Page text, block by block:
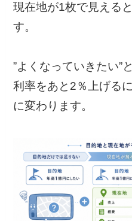
現在地が1枚で見える
す。
”よくなっていきたい”
利率をあと2％上げる
に変わります。